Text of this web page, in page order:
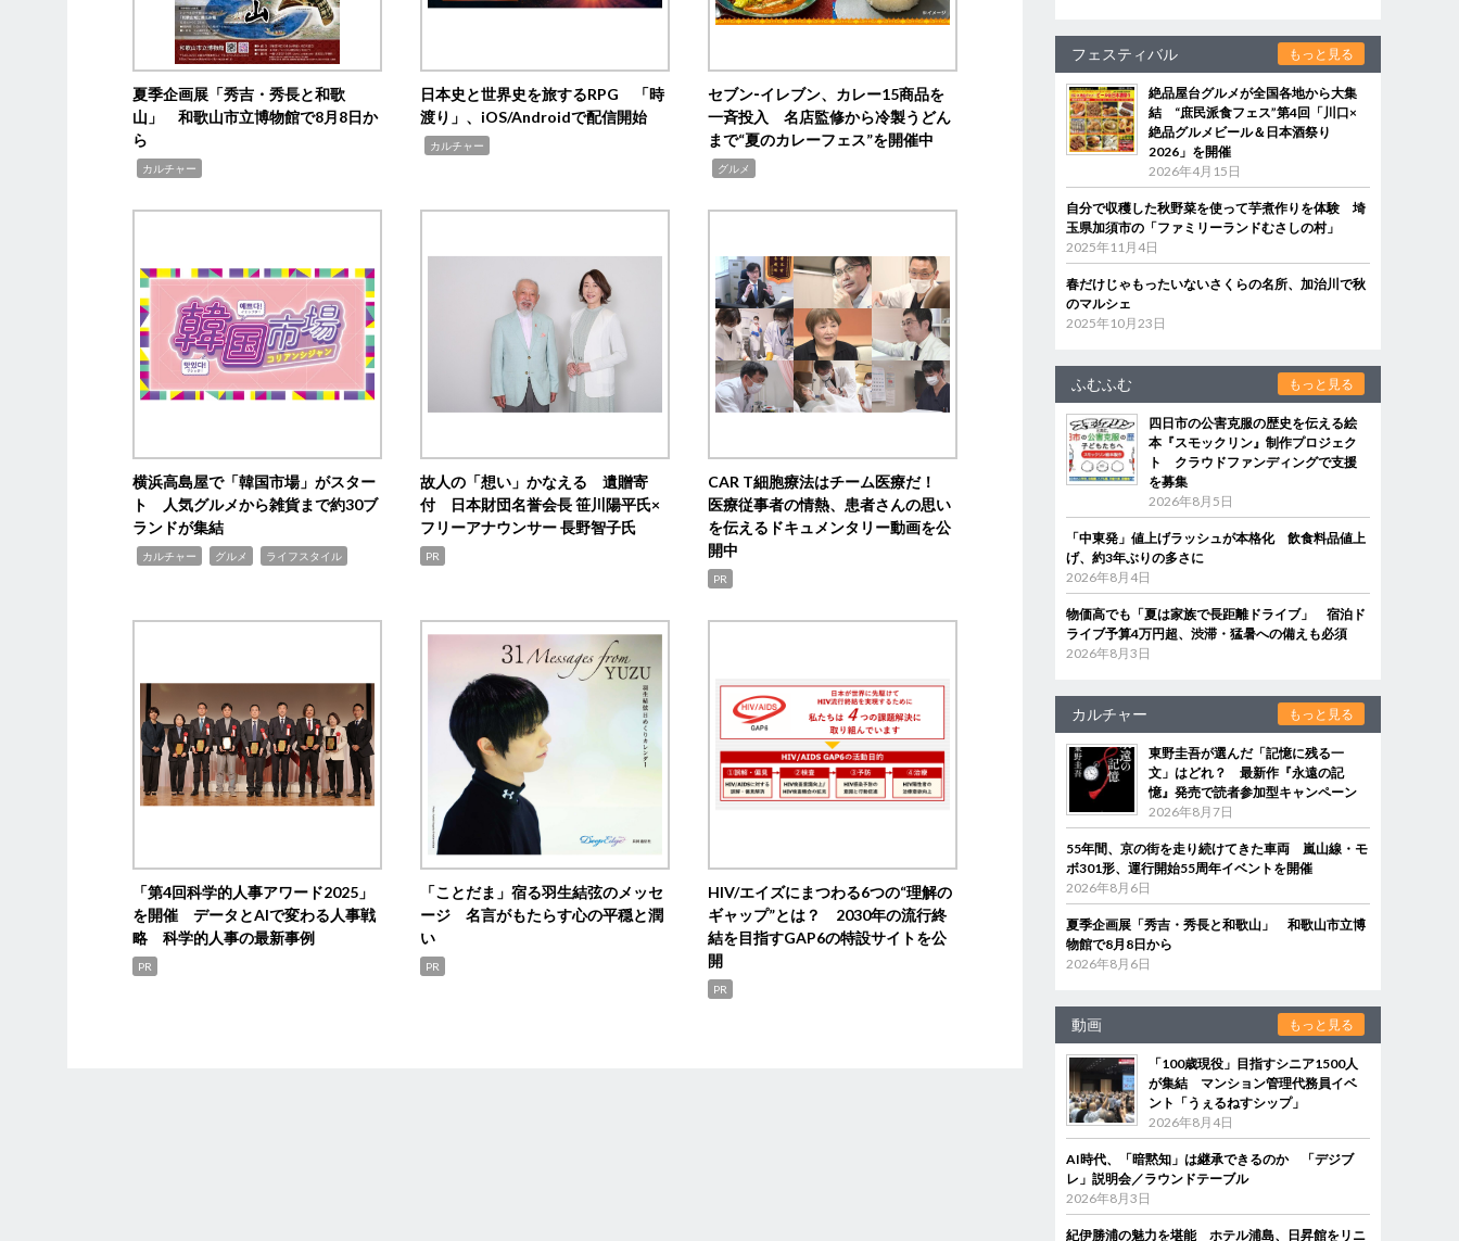
夏季企画展「秀吉・秀長と和歌
山」 和歌山市立博物館で8月8日か
ら
カルチャー
日本史と世界史を旅するRPG 「時
渡り」、iOS/Androidで配信開始
カルチャー
セブン‐イレブン、カレー15商品を
一斉投入 名店監修から冷製うどん
まで“夏のカレーフェス”を開催中
グルメ
横浜高島屋で「韓国市場」がスター
ト 人気グルメから雑貨まで約30ブ
ランドが集結
カルチャー グルメ ライフスタイル
故人の「想い」かなえる 遺贈寄
付 日本財団名誉会長 笹川陽平氏×
フリーアナウンサー 長野智子氏
PR
CAR T細胞療法はチーム医療だ！
医療従事者の情熱、患者さんの思い
を伝えるドキュメンタリー動画を公
開中
PR
「第4回科学的人事アワード2025」
を開催 データとAIで変わる人事戦
略 科学的人事の最新事例
PR
「ことだま」宿る羽生結弦のメッセ
ージ 名言がもたらす心の平穏と潤
い
PR
HIV/エイズにまつわる6つの“理解の
ギャップ”とは？ 2030年の流行終
結を目指すGAP6の特設サイトを公
開
PR
フェスティバル もっと見る
絶品屋台グルメが全国各地から大集
結 “庶民派食フェス”第4回「川口×
絶品グルメビール＆日本酒祭り
2026」を開催
2026年4月15日
自分で収穫した秋野菜を使って芋煮作りを体験 埼
玉県加須市の「ファミリーランドむさしの村」
2025年11月4日
春だけじゃもったいないさくらの名所、加治川で秋
のマルシェ
2025年10月23日
ふむふむ もっと見る
四日市の公害克服の歴史を伝える絵
本『スモックリン』制作プロジェク
ト クラウドファンディングで支援
を募集
2026年8月5日
「中東発」値上げラッシュが本格化 飲食料品値上
げ、約3年ぶりの多さに
2026年8月4日
物価高でも「夏は家族で長距離ドライブ」 宿泊ド
ライブ予算4万円超、渋滞・猛暑への備えも必須
2026年8月3日
カルチャー もっと見る
東野圭吾が選んだ「記憶に残る一
文」はどれ？ 最新作『永遠の記
憶』発売で読者参加型キャンペーン
2026年8月7日
55年間、京の街を走り続けてきた車両 嵐山線・モ
ボ301形、運行開始55周年イベントを開催
2026年8月6日
夏季企画展「秀吉・秀長と和歌山」 和歌山市立博
物館で8月8日から
2026年8月6日
動画 もっと見る
「100歳現役」目指すシニア1500人
が集結 マンション管理代務員イベ
ント「うぇるねすシップ」
2026年8月4日
AI時代、「暗黙知」は継承できるのか 「デジブ
レ」説明会／ラウンドテーブル
2026年8月3日
紀伊勝浦の魅力を堪能 ホテル浦島、日昇館をリニ